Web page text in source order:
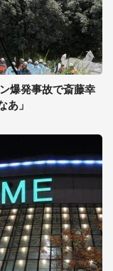
爆発事故で斎藤幸
あ」